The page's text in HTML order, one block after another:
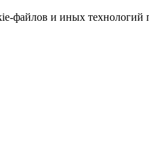
файлов и иных технологий